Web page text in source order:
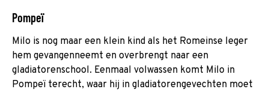
Pompeï
Milo is nog maar een klein kind als het Romeinse leger
hem gevangenneemt en overbrengt naar een
gladiatorenschool. Eenmaal volwassen komt Milo in
Pompeï terecht, waar hij in gladiatorengevechten moet